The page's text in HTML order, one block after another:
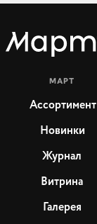
МАРТ
Ассортимент
Новинки
Журнал
Витрина
Галерея